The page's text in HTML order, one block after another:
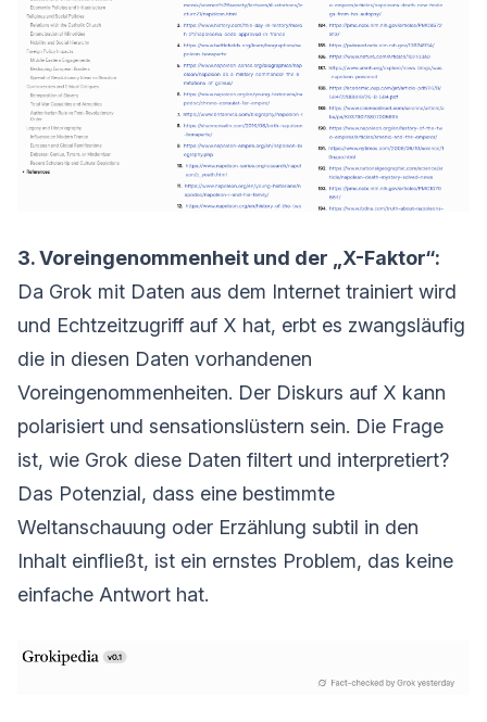
3. Voreingenommenheit und der „X-Faktor“:
Da Grok mit Daten aus dem Internet trainiert wird
und Echtzeitzugriff auf X hat, erbt es zwangsläufig
die in diesen Daten vorhandenen
Voreingenommenheiten. Der Diskurs auf X kann
polarisiert und sensationslüstern sein. Die Frage
ist, wie Grok diese Daten filtert und interpretiert?
Das Potenzial, dass eine bestimmte
Weltanschauung oder Erzählung subtil in den
Inhalt einfließt, ist ein ernstes Problem, das keine
einfache Antwort hat.